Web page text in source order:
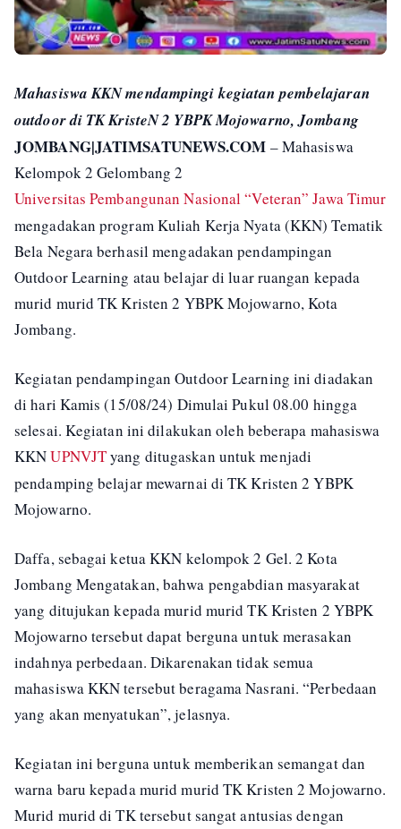
Mahasiswa KKN mendampingi kegiatan pembelajaran
outdoor di TK KristeN 2 YBPK Mojowarno, Jombang
JOMBANG|JATIMSATUNEWS.COM – Mahasiswa
Kelompok 2 Gelombang 2
Universitas Pembangunan Nasional “Veteran” Jawa Timur
mengadakan program Kuliah Kerja Nyata (KKN) Tematik
Bela Negara berhasil mengadakan pendampingan
Outdoor Learning atau belajar di luar ruangan kepada
murid murid TK Kristen 2 YBPK Mojowarno, Kota
Jombang.
Kegiatan pendampingan Outdoor Learning ini diadakan
di hari Kamis (15/08/24) Dimulai Pukul 08.00 hingga
selesai. Kegiatan ini dilakukan oleh beberapa mahasiswa
KKNUPNVJTyang ditugaskan untuk menjadi
pendamping belajar mewarnai di TK Kristen 2 YBPK
Mojowarno.
Daffa, sebagai ketua KKN kelompok 2 Gel. 2 Kota
Jombang Mengatakan, bahwa pengabdian masyarakat
yang ditujukan kepada murid murid TK Kristen 2 YBPK
Mojowarno tersebut dapat berguna untuk merasakan
indahnya perbedaan. Dikarenakan tidak semua
mahasiswa KKN tersebut beragama Nasrani. “Perbedaan
yang akan menyatukan”, jelasnya.
Kegiatan ini berguna untuk memberikan semangat dan
warna baru kepada murid murid TK Kristen 2 Mojowarno.
Murid murid di TK tersebut sangat antusias dengan